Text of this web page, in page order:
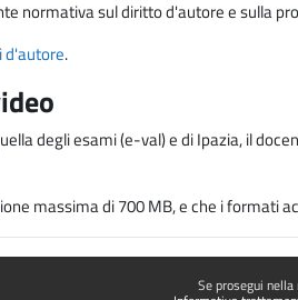
Se prosegui
normativa sul diritto d'autore e sulla
d'autore.
degli esami (e-val) e di Ipazia, il
massima di 700 MB, e che i formati